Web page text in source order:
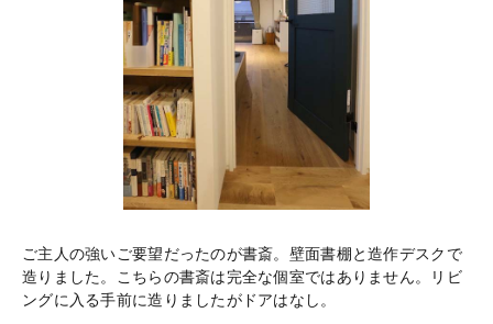
ご主人の強いご要望だったのが書斎。壁面書棚と造作デスクで
造りました。こちらの書斎は完全な個室ではありません。リビ
ングに入る手前に造りましたがドアはなし。